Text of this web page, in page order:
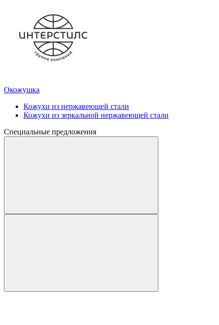
Окожушка
Кожухи из нержавеющей стали
Кожухи из зеркальной нержавеющей стали
Специальные предложения